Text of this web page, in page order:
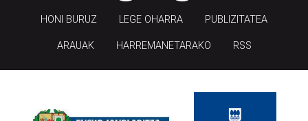
HONI BURUZ LEGE OHARRA PUBLIZITATEA
ARAUAK HARREMANETARAKO RSS